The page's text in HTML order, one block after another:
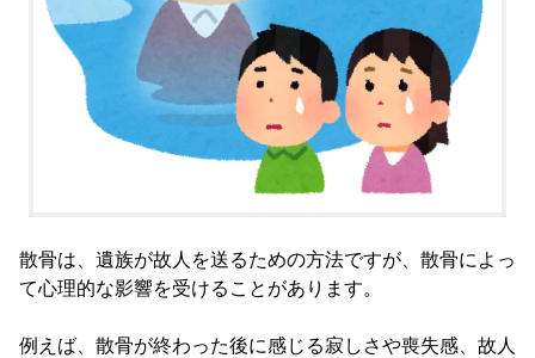
散骨は、遺族が故人を送るための方法ですが、散骨によっ
て心理的な影響を受けることがあります。
例えば、散骨が終わった後に感じる寂しさや喪失感、故人